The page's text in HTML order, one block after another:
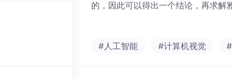
的，因此可以得出一个结论，再求解
#人工智能 #计算机视觉